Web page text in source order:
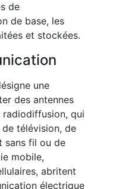
de
de base, les
et stockées.
une
des antennes
qui
télévision, de
sans fil ou de
mobile,
abritent
électrique